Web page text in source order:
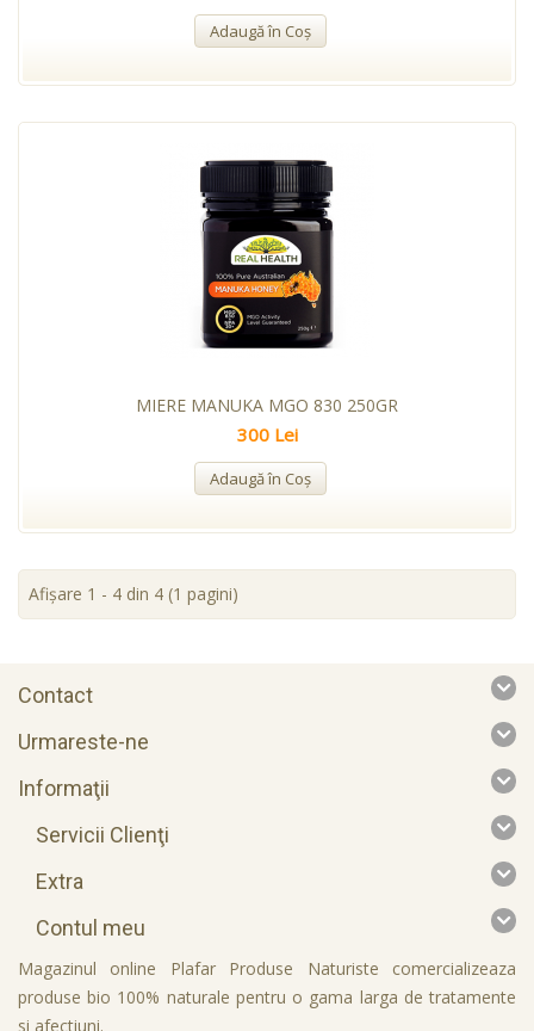
Adaugă în Coş
MIERE MANUKA MGO 830 250GR
300 Lei
Adaugă în Coş
Afişare 1 - 4 din 4 (1 pagini)
Contact
Urmareste-ne
Informaţii
Servicii Clienţi
Extra
Contul meu
Magazinul online Plafar Produse Naturiste comercializeaza
produse bio 100% naturale pentru o gama larga de tratamente
si afectiuni.